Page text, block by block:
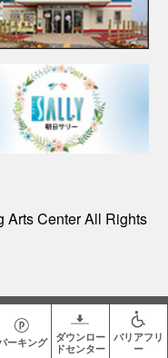
ーキング
ダウンロー
ドセンター
バリアフリ
ー
Center All Rights